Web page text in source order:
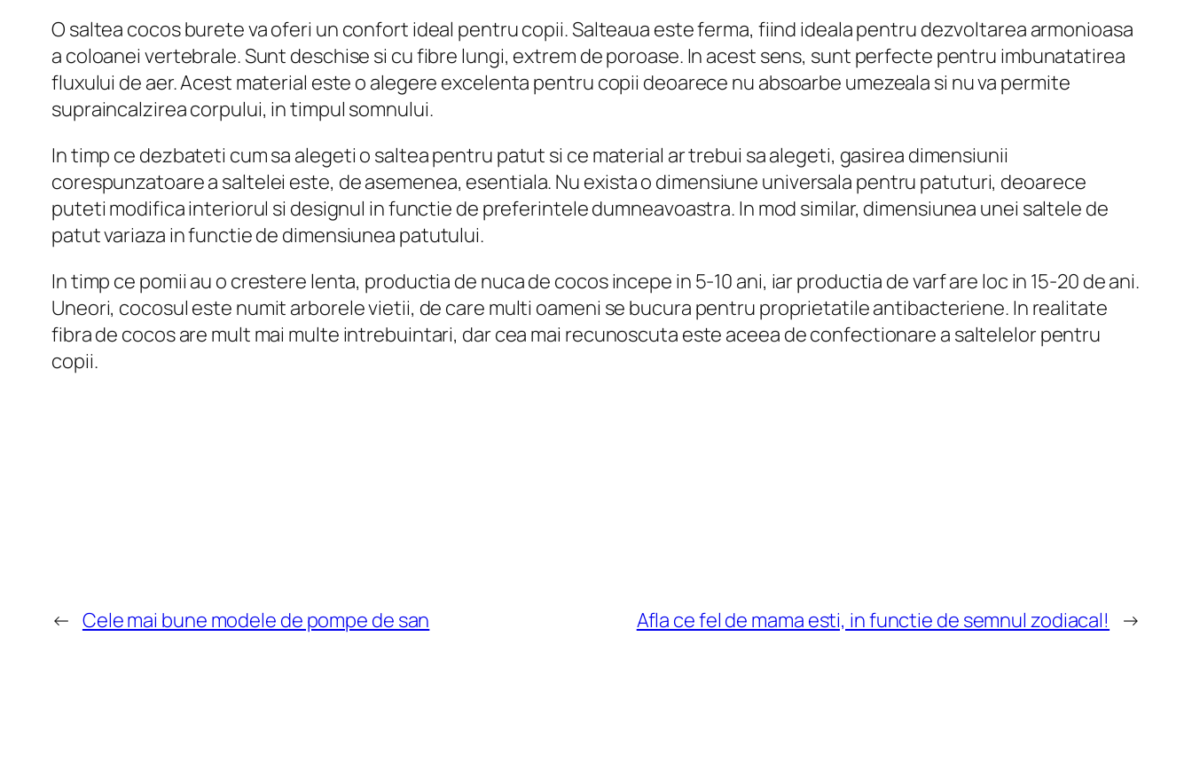
O saltea cocos burete va oferi un confort ideal pentru copii. Salteaua este ferma, fiind ideala pentru dezvoltarea armonioasa
a coloanei vertebrale. Sunt deschise si cu fibre lungi, extrem de poroase. In acest sens, sunt perfecte pentru imbunatatirea
fluxului de aer. Acest material este o alegere excelenta pentru copii deoarece nu absoarbe umezeala si nu va permite
supraincalzirea corpului, in timpul somnului.
In timp ce dezbateti cum sa alegeti o saltea pentru patut si ce material ar trebui sa alegeti, gasirea dimensiunii
corespunzatoare a saltelei este, de asemenea, esentiala. Nu exista o dimensiune universala pentru patuturi, deoarece
puteti modifica interiorul si designul in functie de preferintele dumneavoastra. In mod similar, dimensiunea unei saltele de
patut variaza in functie de dimensiunea patutului.
In timp ce pomii au o crestere lenta, productia de nuca de cocos incepe in 5-10 ani, iar productia de varf are loc in 15-20 de ani.
Uneori, cocosul este numit arborele vietii, de care multi oameni se bucura pentru proprietatile antibacteriene. In realitate
fibra de cocos are mult mai multe intrebuintari, dar cea mai recunoscuta este aceea de confectionare a saltelelor pentru
copii.
← Cele mai bune modele de pompe de san Afla ce fel de mama esti, in functie de semnul zodiacal! →